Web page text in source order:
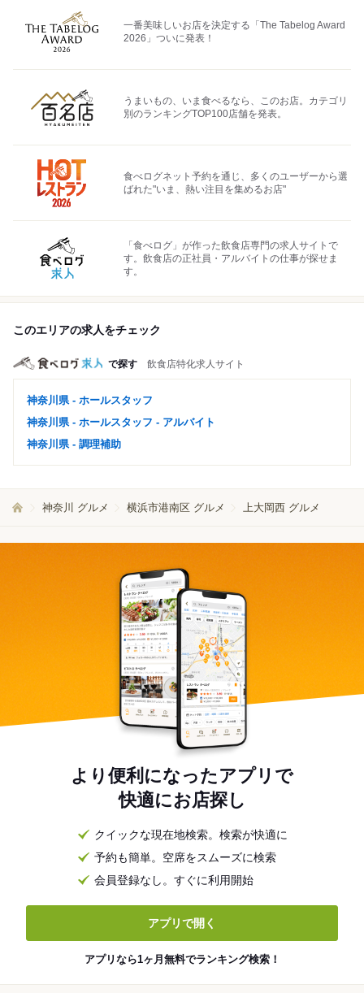
一番美味しいお店を決定する「The Tabelog Award
2026」ついに発表！
うまいもの、いま食べるなら、このお店。カテゴリ
別のランキングTOP100店舗を発表。
食べログネット予約を通じ、多くのユーザーから選
ばれた"いま、熱い注目を集めるお店"
「食べログ」が作った飲食店専門の求人サイトで
す。飲食店の正社員・アルバイトの仕事が探せま
す。
このエリアの求人をチェック
で探す 飲食店特化求人サイト
神奈川県 - ホールスタッフ
神奈川県 - ホールスタッフ - アルバイト
神奈川県 - 調理補助
神奈川 グルメ 横浜市港南区 グルメ 上大岡西 グルメ
より便利になったアプリで
快適にお店探し
クイックな現在地検索。検索が快適に
予約も簡単。空席をスムーズに検索
会員登録なし。すぐに利用開始
アプリで開く
アプリなら1ヶ月無料でランキング検索！